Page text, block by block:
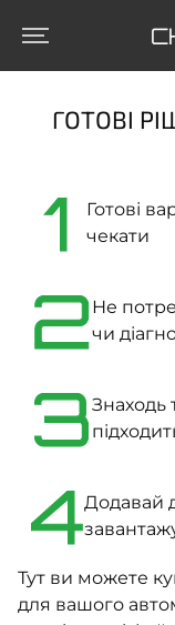
ГОТОВІ
1
Готові
чекати
2Не
чи
3Знаходь
4Додавай
Тут ви можете
для вашого